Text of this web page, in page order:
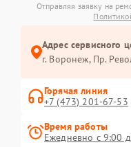
Отправляя заявку на
Адрес сервисного
г. Воронеж, Пр.
Горячая линия
+7 (473) 201-67-53
Время работы
Ежедневно с 9:00